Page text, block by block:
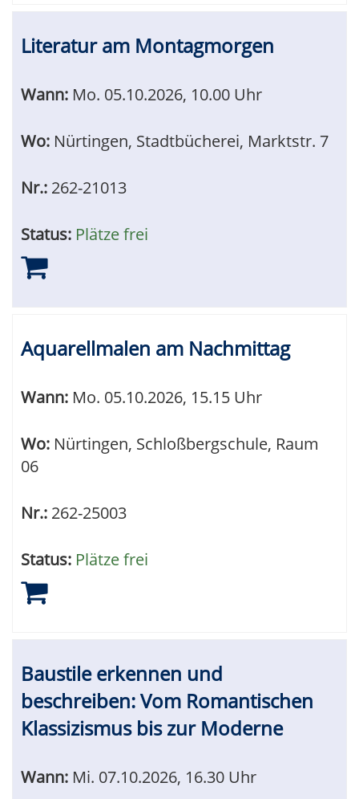
Literatur am Montagmorgen
Wann: Mo. 05.10.2026, 10.00 Uhr
Wo: Nürtingen, Stadtbücherei, Marktstr. 7
Nr.: 262-21013
Status: Plätze frei
Aquarellmalen am Nachmittag
Wann: Mo. 05.10.2026, 15.15 Uhr
Wo: Nürtingen, Schloßbergschule, Raum
06
Nr.: 262-25003
Status: Plätze frei
Baustile erkennen und
beschreiben: Vom Romantischen
Klassizismus bis zur Moderne
Wann: Mi. 07.10.2026, 16.30 Uhr